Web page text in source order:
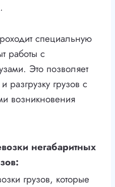
специальную
работы с
Это позволяет
разгрузку грузов с
возникновения
негабаритных
грузов, которые